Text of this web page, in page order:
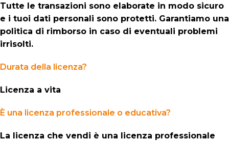
Tutte le transazioni sono elaborate in modo sicuro
e i tuoi dati personali sono protetti. Garantiamo una
politica di rimborso in caso di eventuali problemi
irrisolti.
Durata della licenza?
Licenza a vita
È una licenza professionale o educativa?
La licenza che vendi è una licenza professionale